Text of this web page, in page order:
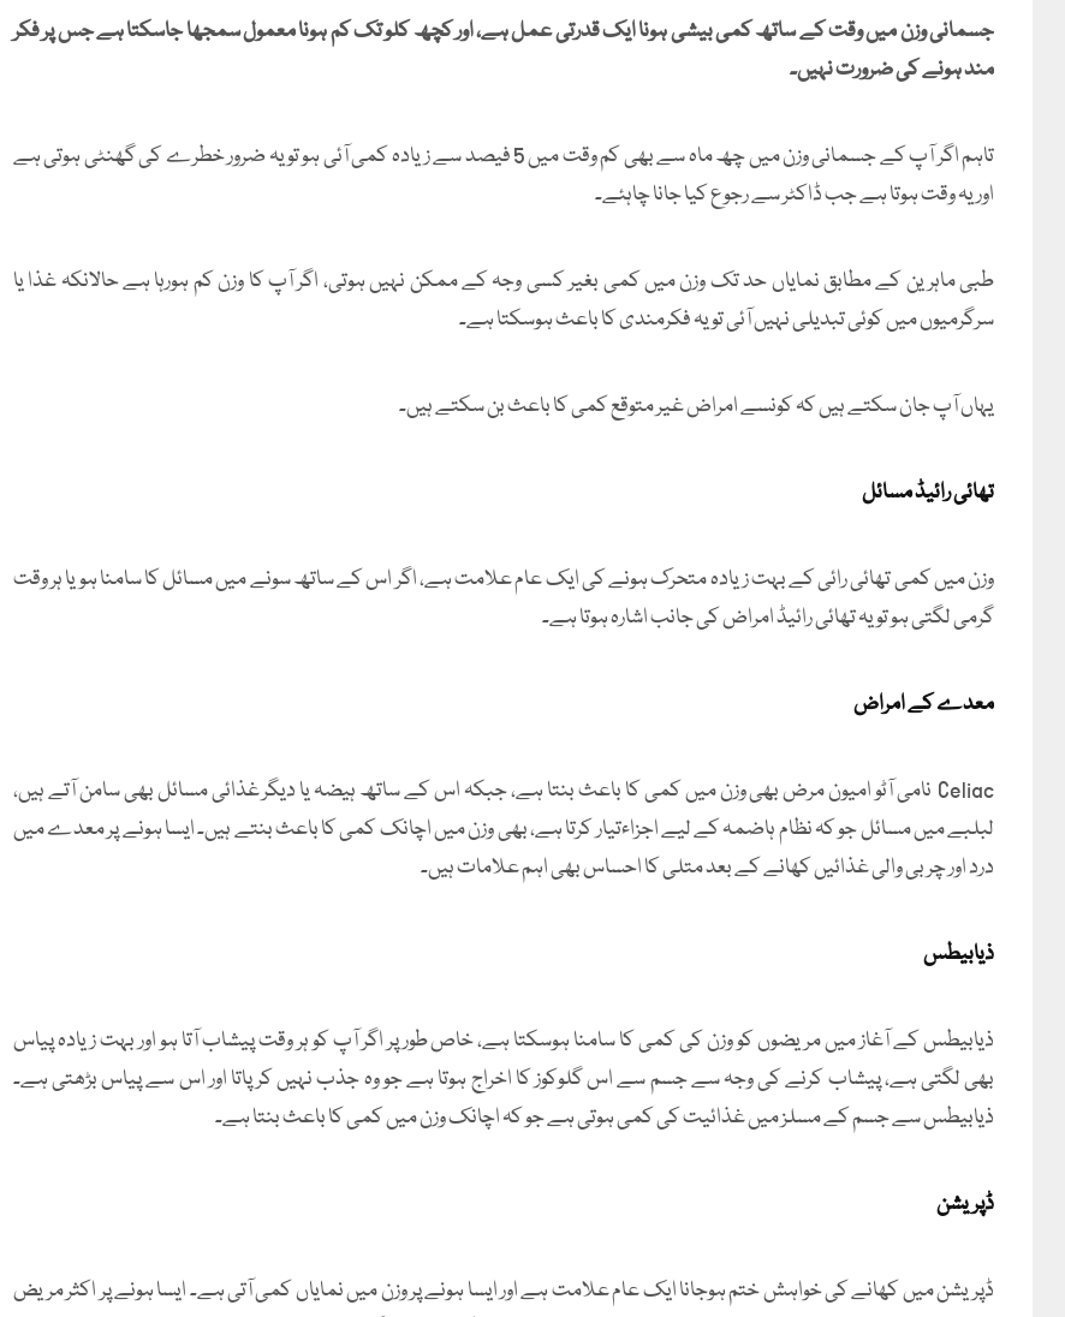
جسمانی وزن میں وقت کے ساتھ کمی بیشی ہونا ایک قدرتی عمل ہے، اور کچھ کلو تک کم ہونا معمول سمجھا جاسکتا ہے جس پر فکر
مند ہونے کی ضرورت نہیں۔
تاہم اگر آپ کے جسمانی وزن میں چھ ماہ سے بھی کم وقت میں 5 فیصد سے زیادہ کمی آئی ہو تو یہ ضرور خطرے کی گھنٹی ہوتی ہے
اور یہ وقت ہوتا ہے جب ڈاکٹر سے رجوع کیا جانا چاہئے۔
طبی ماہرین کے مطابق نمایاں حد تک وزن میں کمی بغیر کسی وجہ کے ممکن نہیں ہوتی، اگر آپ کا وزن کم ہورہا ہے حالانکہ غذا یا
سرگرمیوں میں کوئی تبدیلی نہیں آئی تو یہ فکرمندی کا باعث ہوسکتا ہے۔
یہاں آپ جان سکتے ہیں کہ کونسے امراض غیر متوقع کمی کا باعث بن سکتے ہیں۔
تھائی رائیڈ مسائل
وزن میں کمی تھائی رائی کے بہت زیادہ متحرک ہونے کی ایک عام علامت ہے، اگر اس کے ساتھ سونے میں مسائل کا سامنا ہو یا ہر وقت
گرمی لگتی ہو تو یہ تھائی رائیڈ امراض کی جانب اشارہ ہوتا ہے۔
معدے کے امراض
Celiac نامی آٹو امیون مرض بھی وزن میں کمی کا باعث بنتا ہے، جبکہ اس کے ساتھ ہیضہ یا دیگر غذائی مسائل بھی سامن آتے ہیں،
لبلبے میں مسائل جو کہ نظام ہاضمہ کے لیے اجزاءتیار کرتا ہے، بھی وزن میں اچانک کمی کا باعث بنتے ہیں۔ ایسا ہونے پر معدے میں
درد اور چربی والی غذائیں کھانے کے بعد متلی کا احساس بھی اہم علامات ہیں۔
ذیابیطس
ذیابیطس کے آغاز میں مریضوں کو وزن کی کمی کا سامنا ہوسکتا ہے، خاص طور پر اگر آپ کو ہر وقت پیشاب آتا ہو اور بہت زیادہ پیاس
بھی لگتی ہے، پیشاب کرنے کی وجہ سے جسم سے اس گلوکوز کا اخراج ہوتا ہے جو وہ جذب نہیں کرپاتا اور اس سے پیاس بڑھتی ہے۔
ذیابیطس سے جسم کے مسلز میں غذائیت کی کمی ہوتی ہے جو کہ اچانک وزن میں کمی کا باعث بنتا ہے۔
ڈپریشن
ڈپریشن میں کھانے کی خواہش ختم ہوجانا ایک عام علامت ہے اور ایسا ہونے پر وزن میں نمایاں کمی آتی ہے۔ ایسا ہونے پر اکثر مریض